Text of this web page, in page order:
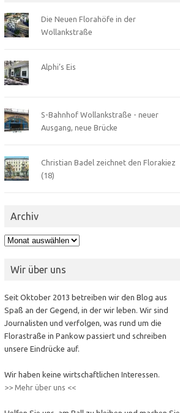
Die Neuen Florahöfe in der
Wollankstraße
Alphi’s Eis
S-Bahnhof Wollankstraße - neuer
Ausgang, neue Brücke
Christian Badel zeichnet den Florakiez
(18)
Archiv
Archiv
Wir über uns
Seit Oktober 2013 betreiben wir den Blog aus
Spaß an der Gegend, in der wir leben. Wir sind
Journalisten und verfolgen, was rund um die
Florastraße in Pankow passiert und schreiben
unsere Eindrücke auf.
Wir haben keine wirtschaftlichen Interessen.
>> Mehr über uns <<